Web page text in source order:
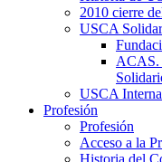
2010 cierre
USCA
ACAS.
USCA
Profesión
Profesión
Acceso a la
Historia del